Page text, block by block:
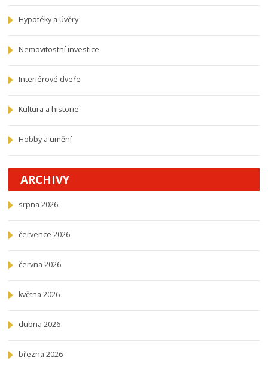
Hypotéky a úvěry
Nemovitostní investice
Interiérové dveře
Kultura a historie
Hobby a umění
ARCHIVY
srpna 2026
července 2026
června 2026
května 2026
dubna 2026
března 2026